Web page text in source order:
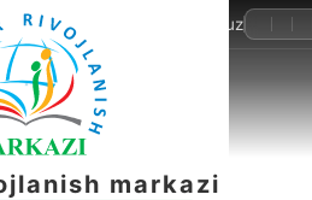
jlanish markazi
55-503-32-22 info@brmnnt.uz